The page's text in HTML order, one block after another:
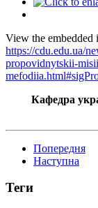
View the embedded
https://cdu.edu.ua/
propovidnytskii-
Кафедра
Попередня
Наступна
Теги